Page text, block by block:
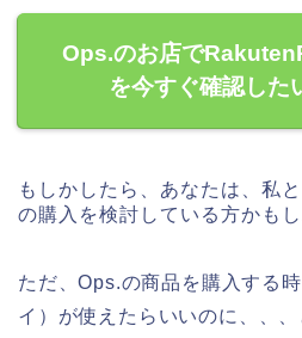
Ops.のお店で
を今すぐ確認した
もしかしたら、あなたは、私
の購入を検討している方かもし
ただ、Ops.の商品を購入する
イ）が使えたらいいのに、、